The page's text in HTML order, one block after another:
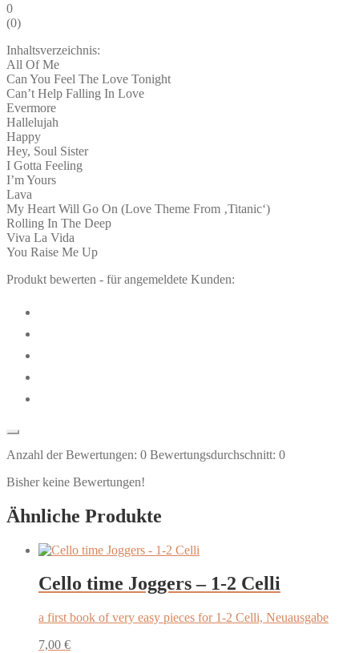
0
(0)
Inhaltsverzeichnis:
All Of Me
Can You Feel The Love Tonight
Can’t Help Falling In Love
Evermore
Hallelujah
Happy
Hey, Soul Sister
I Gotta Feeling
I’m Yours
Lava
My Heart Will Go On (Love Theme From ‚Titanic‘)
Rolling In The Deep
Viva La Vida
You Raise Me Up
Produkt bewerten - für angemeldete Kunden:
Anzahl der Bewertungen: 0 Bewertungsdurchschnitt: 0
Bisher keine Bewertungen!
Ähnliche Produkte
Cello time Joggers – 1-2 Celli
a first book of very easy pieces for 1-2 Celli, Neuausgabe
7,00 €